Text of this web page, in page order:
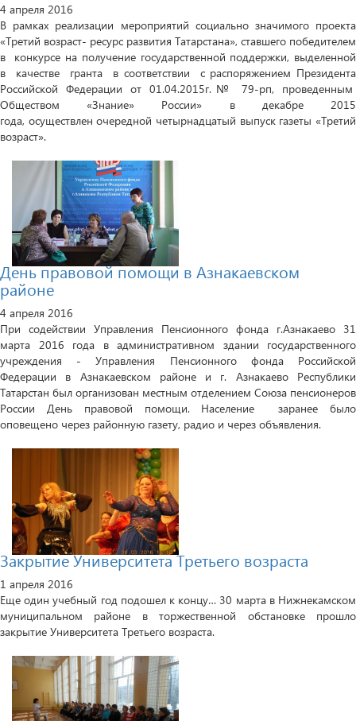
4 апреля 2016
В рамках реализации мероприятий социально значимого проекта
«Третий возраст- ресурс развития Татарстана», ставшего победителем
в конкурсе на получение государственной поддержки, выделенной
в качестве гранта в соответствии с распоряжением Президента
Российской Федерации от 01.04.2015г.№ 79-рп, проведенным
Обществом «Знание» России» в декабре 2015
года, осуществлен очередной четырнадцатый выпуск газеты «Третий
возраст».
День правовой помощи в Азнакаевском
районе
4 апреля 2016
При содействии Управления Пенсионного фонда г.Азнакаево 31
марта 2016 года в административном здании государственного
учреждения - Управления Пенсионного фонда Российской
Федерации в Азнакаевском районе и г. Азнакаево Республики
Татарстан был организован местным отделением Союза пенсионеров
России День правовой помощи. Население заранее было
оповещено через районную газету, радио и через объявления.
Закрытие Университета Третьего возраста
1 апреля 2016
Еще один учебный год подошел к концу… 30 марта в Нижнекамском
муниципальном районе в торжественной обстановке прошло
закрытие Университета Третьего возраста.